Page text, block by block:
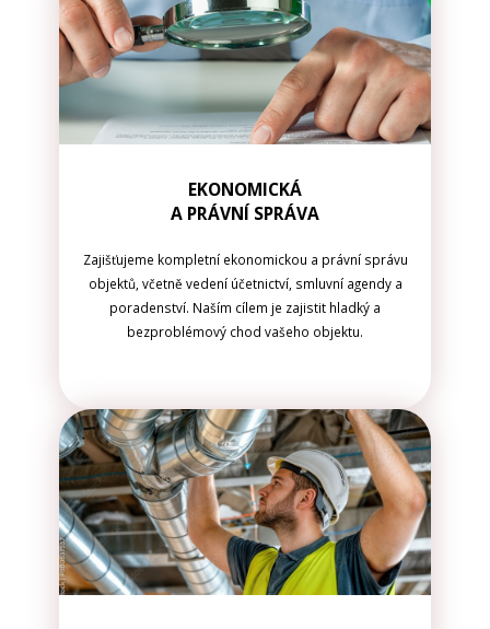
EKONOMICKÁ
A PRÁVNÍ SPRÁVA
Zajišťujeme kompletní ekonomickou a právní správu
objektů, včetně vedení účetnictví, smluvní agendy a
poradenství. Naším cílem je zajistit hladký a
bezproblémový chod vašeho objektu.